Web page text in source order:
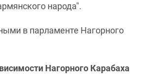
народа".
в парламенте Нагорного
Нагорного Карабаха